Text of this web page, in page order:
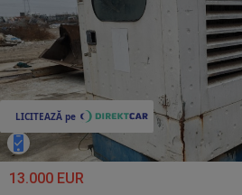
13.000 EUR